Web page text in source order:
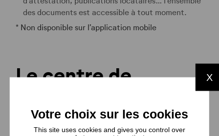
des documents est accessible à tout moment.
* Non disponible sur l’application mobile
Le centre de
Mésolia a mis en place un centre de relation
clientèle, composé de 33 collaborateurs et
X
This site uses cookies and gives you control over